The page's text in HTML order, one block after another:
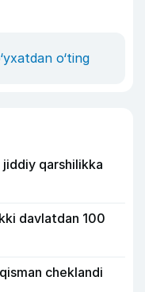
o‘ting
jiddiy qarshilikka
davlatdan 100
cheklandi